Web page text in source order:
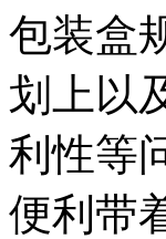
包装盒
划上以
利性等
便利带